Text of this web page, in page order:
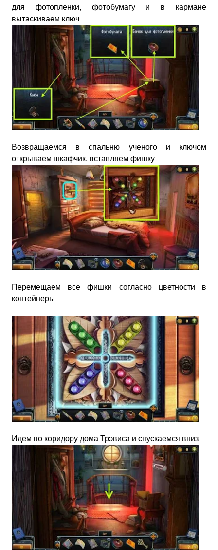
для фотопленки, фотобумагу и в кармане
вытаскиваем ключ
Возвращаемся в спальню ученого и ключом
открываем шкафчик, вставляем фишку
Перемещаем все фишки согласно цветности в
контейнеры
Идем по коридору дома Трэвиса и спускаемся вниз